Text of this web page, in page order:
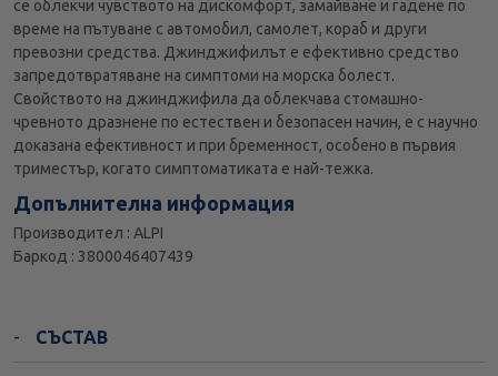
се облекчи чувството на дискомфорт, замайване и гадене по
време на пътуване с автомобил, самолет, кораб и други
превозни средства. Джинджифилът е ефективно средство
запредотвратяване на симптоми на морска болест.
Свойството на джинджифила да облекчава стомашно-
чревното дразнене по естествен и безопасен начин, е с научно
доказана ефективност и при бременност, особено в първия
триместър, когато симптоматиката е най-тежка.
Допълнителна информация
Производител : ALPI
Баркод : 3800046407439
СЪСТАВ